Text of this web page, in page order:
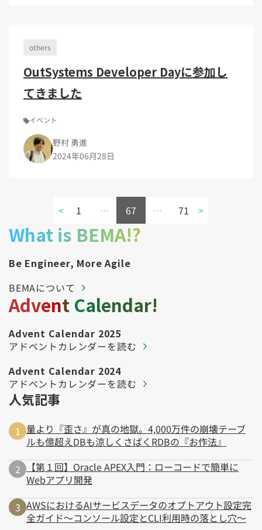
others
OutSystems Developer Dayに参加し
てきました
イベント
野村 勇進
2024年06月28日
< 1 … 67 … 71 >
What is BEMA!?
Be Engineer, More Agile
BEMAについて
Advent Calendar!
Advent Calendar 2025
アドベントカレンダーを読む
Advent Calendar 2024
アドベントカレンダーを読む
人気記事
量より『歪さ』が真の地獄。4,000万件の崩壊テーブ
ルも億超えDBも涼しくさばくRDBの『お作法』
【第１回】Oracle APEX入門：ローコードで簡単に
Webアプリ開発
AWSにおけるAIサービスデータのオプトアウト設定完
全ガイド～コンソール設定とCLI利用時の落とし穴～